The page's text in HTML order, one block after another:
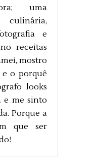
uma
e
receitas
mostro
o porquê
looks
e me sinto
Porque a
que ser